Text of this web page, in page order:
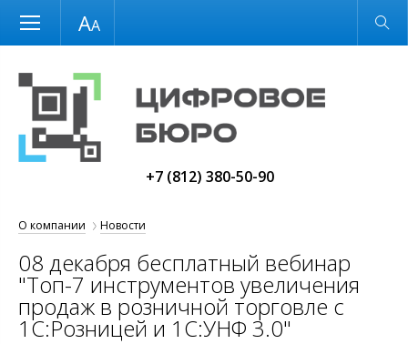
Размер шрифта Обычная версия
+7 (812) 380-50-90
О компании Новости
08 декабря бесплатный вебинар
"Топ-7 инструментов увеличения
продаж в розничной торговле с
1С:Розницей и 1С:УНФ 3.0"